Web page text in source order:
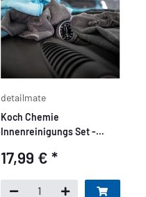
detailmate
Koch Chemie
Innenreinigungs Set -
17,99 € *